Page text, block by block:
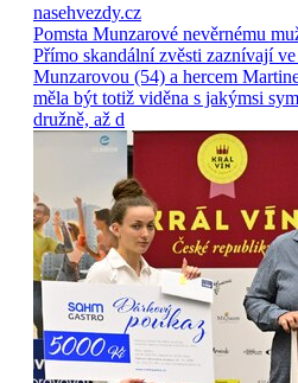
nasehvezdy.cz
Pomsta Munzarové nevěrnému
Přímo skandální zvěsti zaznívají
Munzarovou (54) a hercem
měla být totiž viděna s jakýmsi
družně, až d